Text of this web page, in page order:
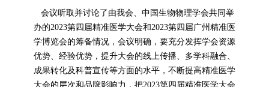
会议听取并讨论了由我会、中国生物物理学会共同举
办的2023第四届精准医学大会和2023第四届广州精准医
学博览会的筹备情况，会议明确，要充分发挥学会资源
优势、经验优势，提升大会的线上传播、多学科融合、
成果转化及科普宣传等方面的水平，不断提高精准医学
大会的层次和品牌影响力，把2023第四届精准医学大会